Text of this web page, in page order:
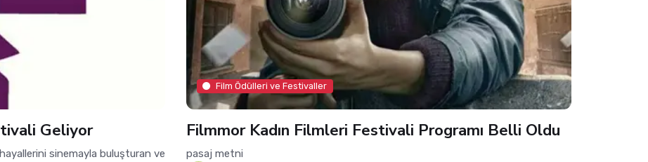
Geliyor
sinemayla buluşturan ve
Film Ödülleri ve Festivaller
Filmmor Kadın Filmleri Festivali Programı Belli Oldu
pasaj metni